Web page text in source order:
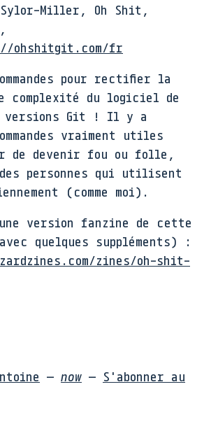
Miller, Oh Shit,
ohshitgit.com/fr
pour rectifier la
complexité du logiciel de
versions Git ! Il y a
vraiment utiles
de devenir fou ou folle,
des personnes qui utilisent
(comme moi).
version fanzine de cette
quelques suppléments) :
zines/oh-shit-
— now — S'abonner au